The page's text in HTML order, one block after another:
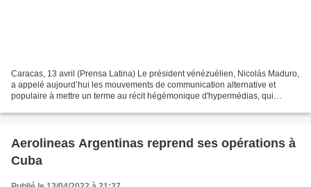
Caracas, 13 avril (Prensa Latina) Le président vénézuélien, Nicolás Maduro,
a appelé aujourd’hui les mouvements de communication alternative et
populaire à mettre un terme au récit hégémonique d'hypermédias, qui
Aerolineas Argentinas reprend ses opérations à
Cuba